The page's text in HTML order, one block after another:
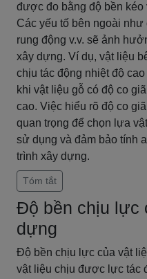
được đo bằng độ bền kéo
Các yếu tố bên ngoài
rung động v.v. sẽ ảnh
xây dựng. Ví dụ, vật liệu
chịu tác động nhiệt độ
khi vật liệu gỗ có độ co
cao. Việc hiểu rõ độ co
quan trọng để chọn lựa
sử dụng và đảm bảo tính
trình xây dựng.
Tóm tắt
Độ bền chịu lực
dựng
Độ bền chịu lực của vật
vật liệu chịu được lực tác